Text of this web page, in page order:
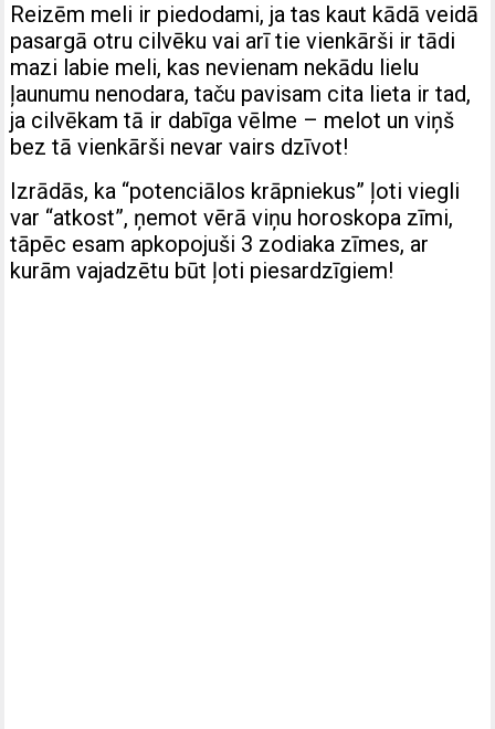
Reizēm meli ir piedodami, ja tas kaut kādā veidā
pasargā otru cilvēku vai arī tie vienkārši ir tādi
mazi labie meli, kas nevienam nekādu lielu
ļaunumu nenodara, taču pavisam cita lieta ir tad,
ja cilvēkam tā ir dabīga vēlme – melot un viņš
bez tā vienkārši nevar vairs dzīvot!
Izrādās, ka “potenciālos krāpniekus” ļoti viegli
var “atkost”, ņemot vērā viņu horoskopa zīmi,
tāpēc esam apkopojuši 3 zodiaka zīmes, ar
kurām vajadzētu būt ļoti piesardzīgiem!